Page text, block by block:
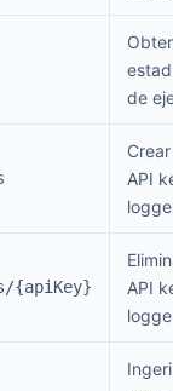
de
API
{apiKey}
API